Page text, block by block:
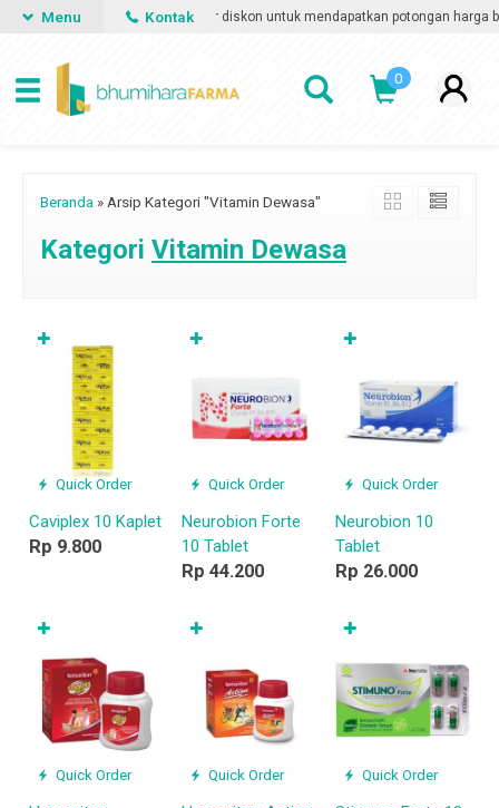
VOUCHER Gunakan voucher diskon untuk mendapatkan potongan harga
Menu Kontak
0
Beranda » Arsip Kategori "Vitamin Dewasa"
Kategori Vitamin Dewasa
Quick Order
Caviplex 10 Kaplet
Rp 9.800
✚
Quick Order
Neurobion Forte
10 Tablet
Rp 44.200
✚
Quick Order
Neurobion 10
Tablet
Rp 26.000
✚
Quick Order
✚
Quick Order
✚
Quick Order
✚